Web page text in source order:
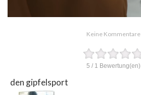
Keine Kommentare
5 / 1 Bewertung(en)
den gipfelsport